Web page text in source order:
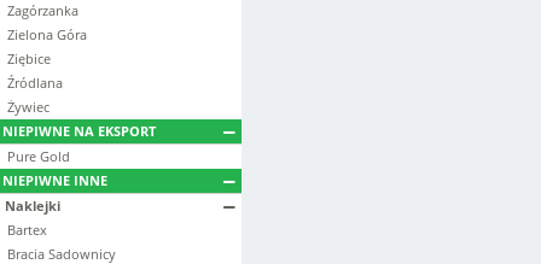
Zagórzanka
Zielona Góra
Ziębice
Źródlana
Żywiec
NIEPIWNE NA EKSPORT
Pure Gold
NIEPIWNE INNE
Naklejki
Bartex
Bracia Sadownicy